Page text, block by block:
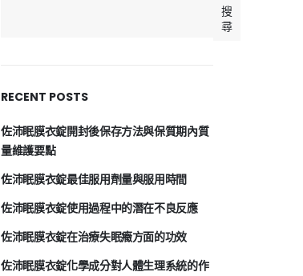
搜
尋
RECENT POSTS
佐沛眠膜衣錠開封後保存方法與保質期內質
量維護要點
佐沛眠膜衣錠最佳服用劑量與服用時間
佐沛眠膜衣錠使用過程中的潛在不良反應
佐沛眠膜衣錠在治療失眠癥方面的功效
佐沛眠膜衣錠化學成分對人體生理系統的作